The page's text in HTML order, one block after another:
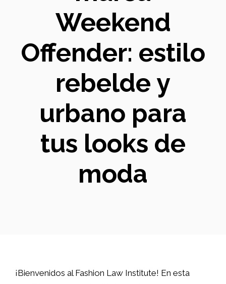
Weekend
Offender: estilo
rebelde y
urbano para
tus looks de
moda
¡Bienvenidos al Fashion Law Institute! En esta